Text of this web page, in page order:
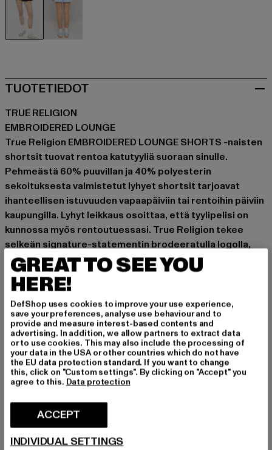
TUOTETIEDOT
TRUE RELIGION
EMBROIDERED LOUNGE
True Religion EMBROIDERED LOUNGE SHORTS -naisten
shortsit tuovat rentoa katutyyliä suoraan sinulle.
Pehmeästä 60% puuvillan ja 40% polyesterin
sekoituksesta valmistetut lyhyet shortsit tarjoavat
ihanteellisen istuvuuden vapaapäiviin tai rentoihin päiviin
kaupungilla. Lyhyt leikkaus osoittaa, että tyylipelisi on
kunnossa myös rentoutuessasi. True Religion tekee
selkeän signature-statementin brodeeratulla logolla,
joka toimii yhtä hyvin korttelissa kuin kotisohvalla.
Täydellinen jengeille, jotka tietävät, että tyyli ei koskaan
ota lomaa.
Tilaisuus: Arkivaatteet, Mukava, Rentoudu, Vapaa-aika,
Basic
Yksityiskohdat: Tuotemerkin logo, Viiltotasku
Leikkaa: Lyhyt
Tuotemerkki: True Religion
Kategoria: Shortsit
Valmistaja väri: jet black
Materiaalin koostumus: 60% Puuvilla, 40% Polyesteri
Art.Nr: TR209877-02343
GREAT TO SEE YOU
HERE!
DefShop uses cookies to improve your use experience,
save your preferences, analyse use behaviour and to
provide and measure interest-based contents and
advertising. In addition, we allow partners to extract data
or to use cookies. This may also include the processing of
your data in the USA or other countries which do not have
the EU data protection standard. If you want to change
this, click on "Custom settings". By clicking on "Accept" you
agree to this. Data protection
ACCEPT
INDIVIDUAL SETTINGS